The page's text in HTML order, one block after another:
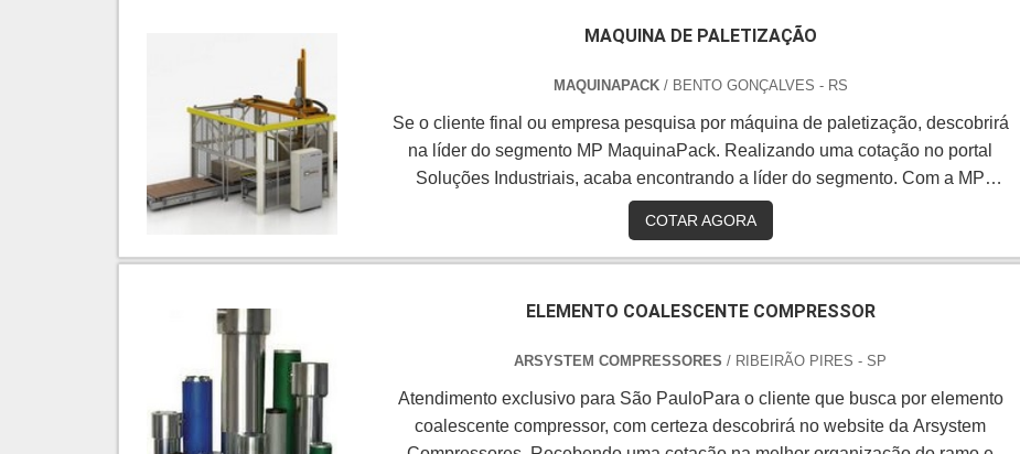
MAQUINA DE PALETIZAÇÃO
MAQUINAPACK/ BENTO GONÇALVES - RS
Se o cliente final ou empresa pesquisa por máquina de paletização, descobrirá
na líder do segmento MP MaquinaPack. Realizando uma cotação no portal
Soluções Industriais, acaba encontrando a líder do segmento. Com a MP
MaquinaPack atingirá excelente custo-benefício com comprometimento com os
resultados dos clientes.O PRODUTO OFERECE DIVERSAS VANTAGENSA
automatização é uma realidade em vários setores já que através de máquinas e
segmentos industriais. É o que acontece com a área de armazenagem de
paletização para otimizar todo o trabalho. Assim, ocorre em:Linhas finais de
formação;Sacos;Caixas;Fardos dos mais pesados aos mais leves.A MP
MaquinaPack canaliza seus esforços em criar aos parceiros uma estrutura com
COTAR AGORA
ELEMENTO COALESCENTE COMPRESSOR
ARSYSTEM COMPRESSORES / RIBEIRÃO PIRES - SP
Atendimento exclusivo para São PauloPara o cliente que busca por elemento
coalescente compressor, com certeza descobrirá no website da Arsystem